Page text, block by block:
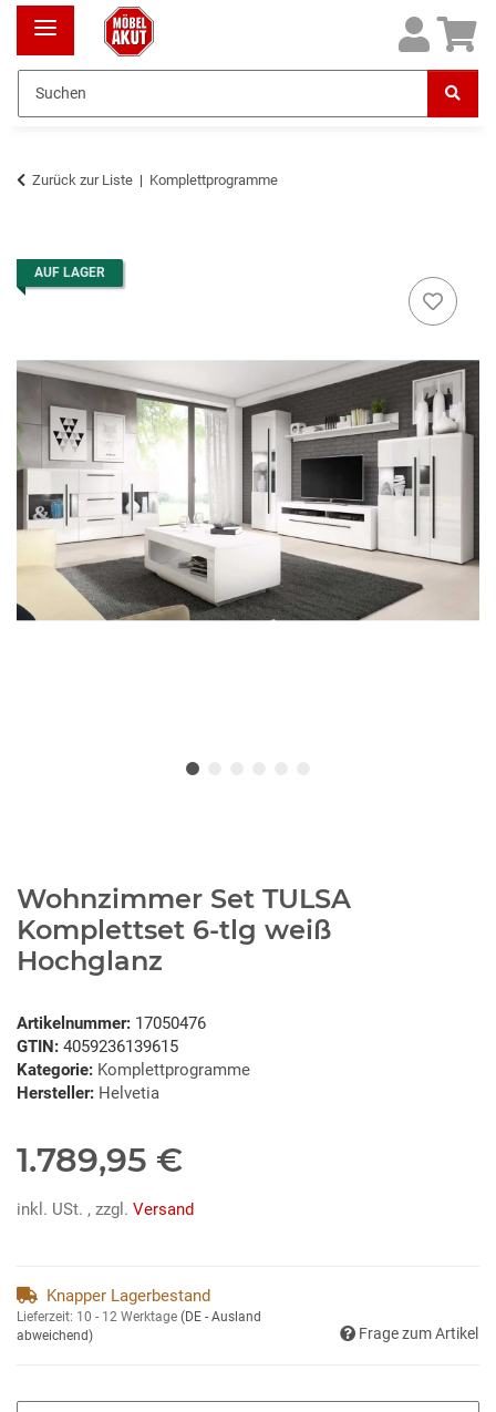
Zurück zur Liste Komplettprogramme
AUF LAGER
Wohnzimmer Set TULSA
Komplettset 6-tlg weiß
Hochglanz
Artikelnummer: 17050476
GTIN: 4059236139615
Kategorie: Komplettprogramme
Hersteller: Helvetia
1.789,95 €
inkl. USt. , zzgl. Versand
Knapper Lagerbestand
Lieferzeit: 10 - 12 Werktage (DE - Ausland
abweichend)
Frage zum Artikel